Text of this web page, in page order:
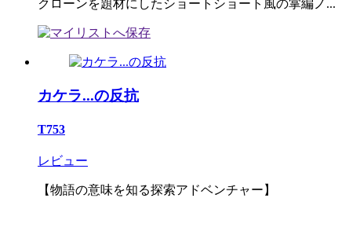
クローンを題材にしたショートショート風の掌編ノ...
カケラ...の反抗
T753
レビュー
【物語の意味を知る探索アドベンチャー】